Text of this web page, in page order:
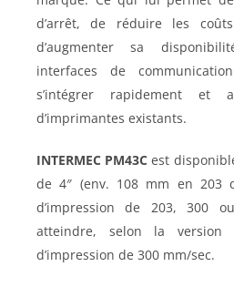
d’arrêt, de réduire les
d’augmenter sa
interfaces de
s’intégrer rapidement et
d’imprimantes existants.
INTERMEC PM43C est
de 4″ (env. 108 mm en 203
d’impression de 203, 300
atteindre, selon la version
d’impression de 300 mm/sec.